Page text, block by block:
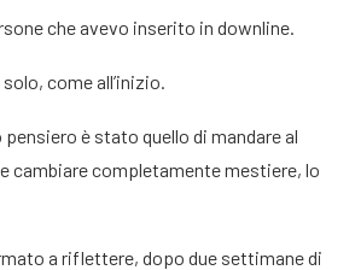
che avevo inserito in downline.
come all’inizio.
è stato quello di mandare al
cambiare completamente mestiere, lo
a riflettere, dopo due settimane di